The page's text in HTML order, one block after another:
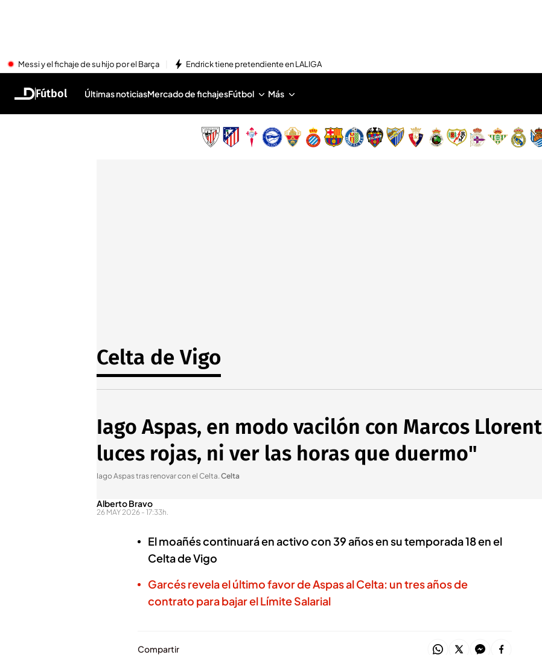
Messi y el fichaje de su hijo por el Barça Endrick tiene pretendiente en LALIGA
Fútbol Últimas noticiasMercado de fichajesFútbol Más
Celta de Vigo
Iago Aspas, en modo vacilón con Marcos
luces rojas, ni ver las horas que duermo"
Iago Aspas tras renovar con el Celta.Celta
Alberto Bravo
26 MAY 2026 - 17:33h.
El moañés continuará en activo con 39 años en su temporada 18 en el
Celta de Vigo
Garcés revela el último favor de Aspas al Celta: un tres años de
contrato para bajar el Límite Salarial
Compartir